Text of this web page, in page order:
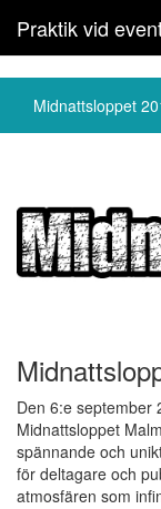
Praktik vid
Midnattsloppet
Den 6:e september
Midnattsloppet
spännande och
för deltagare och
atmosfären som